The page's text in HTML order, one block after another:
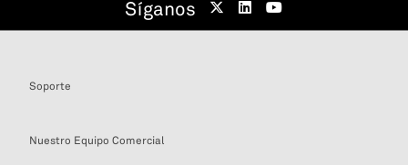
Síganos
Soporte
Nuestro Equipo Comercial